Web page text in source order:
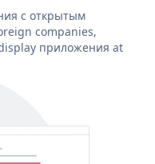
с открытым
companies,
приложения at